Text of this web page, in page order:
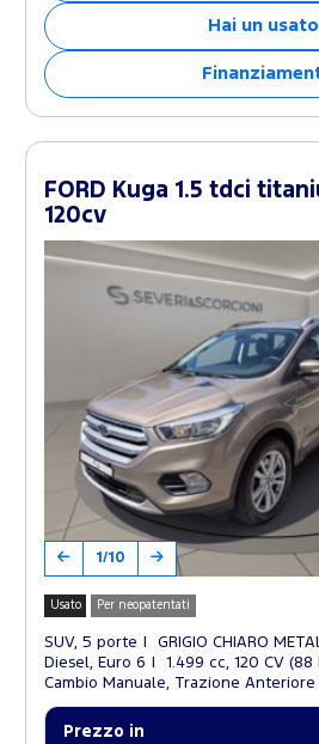
Hai un
FORD Kuga 1.5 tdci
120cv
1/10
Usato Per neopatentati
SUV, 5 porte
GRIGIO CHIARO
Diesel, Euro 6
1.499 cc, 120 CV (88
Cambio Manuale, Trazione Anteriore
Prezzo in